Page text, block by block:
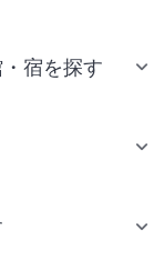
宿を探す